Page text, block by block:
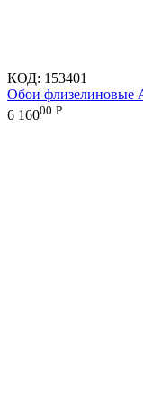
КОД: 153401
Обои флизелиновые
6 16000 Р